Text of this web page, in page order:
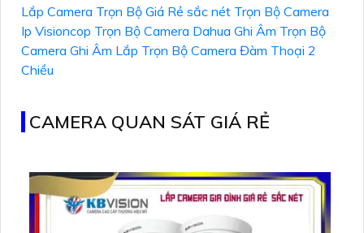
Lắp Camera Trọn Bộ Giá Rẻ sắc nét Trọn Bộ Camera
Ip Visioncop Trọn Bộ Camera Dahua Ghi Âm Trọn Bộ
Camera Ghi Âm Lắp Trọn Bộ Camera Đàm Thoại 2
Chiều
CAMERA QUAN SÁT GIÁ RẺ